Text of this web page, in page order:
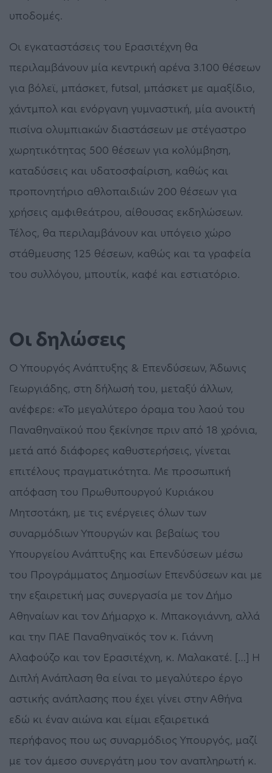
υποδομές.
Οι εγκαταστάσεις του Ερασιτέχνη θα
περιλαμβάνουν μία κεντρική αρένα 3.100 θέσεων
για βόλεϊ, μπάσκετ, futsal, μπάσκετ με αμαξίδιο,
χάντμπολ και ενόργανη γυμναστική, μία ανοικτή
πισίνα ολυμπιακών διαστάσεων με στέγαστρο
χωρητικότητας 500 θέσεων για κολύμβηση,
καταδύσεις και υδατοσφαίριση, καθώς και
προπονητήριο αθλοπαιδιών 200 θέσεων για
χρήσεις αμφιθεάτρου, αίθουσας εκδηλώσεων.
Τέλος, θα περιλαμβάνουν και υπόγειο χώρο
στάθμευσης 125 θέσεων, καθώς και τα γραφεία
του συλλόγου, μπουτίκ, καφέ και εστιατόριο.
Οι δηλώσεις
Ο Υπουργός Ανάπτυξης & Επενδύσεων, Άδωνις
Γεωργιάδης, στη δήλωσή του, μεταξύ άλλων,
ανέφερε: «Το μεγαλύτερο όραμα του λαού του
Παναθηναϊκού που ξεκίνησε πριν από 18 χρόνια,
μετά από διάφορες καθυστερήσεις, γίνεται
επιτέλους πραγματικότητα. Με προσωπική
απόφαση του Πρωθυπουργού Κυριάκου
Μητσοτάκη, με τις ενέργειες όλων των
συναρμόδιων Υπουργών και βεβαίως του
Υπουργείου Ανάπτυξης και Επενδύσεων μέσω
του Προγράμματος Δημοσίων Επενδύσεων και με
την εξαιρετική μας συνεργασία με τον Δήμο
Αθηναίων και τον Δήμαρχο κ. Μπακογιάννη, αλλά
και την ΠΑΕ Παναθηναϊκός τον κ. Γιάννη
Αλαφούζο και τον Ερασιτέχνη, κ. Μαλακατέ. […] Η
Διπλή Ανάπλαση θα είναι το μεγαλύτερο έργο
αστικής ανάπλασης που έχει γίνει στην Αθήνα
εδώ κι έναν αιώνα και είμαι εξαιρετικά
περήφανος που ως συναρμόδιος Υπουργός, μαζί
με τον άμεσο συνεργάτη μου τον αναπληρωτή κ.